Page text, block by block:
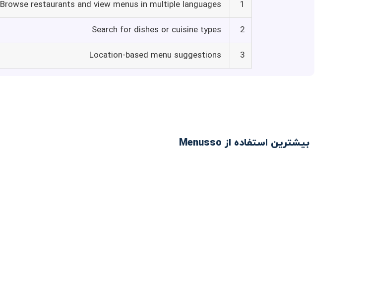
1
Browse restaurants and view menus in multiple languages
2
Search for dishes or cuisine types
3
Location-based menu suggestions
بیشترین استفاده از Menusso